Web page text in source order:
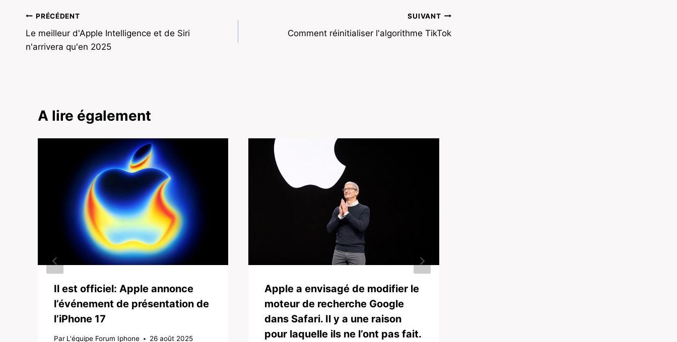
Navigation
de
PRÉCÉDENT
Le meilleur d'Apple Intelligence et de Siri
n'arrivera qu'en 2025
SUIVANT
Comment réinitialiser l'algorithme TikTok
A lire également
Il est officiel: Apple annonce
l’événement de présentation de
l’iPhone 17
Par L'équipe Forum Iphone 26 août 2025
Apple a envisagé de modifier le
moteur de recherche Google
dans Safari. Il y a une raison
pour laquelle ils ne l’ont pas fait.